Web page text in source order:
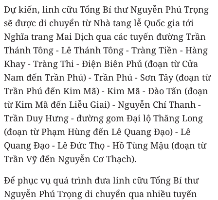
Dự kiến, linh cữu Tổng Bí thư Nguyễn Phú Trọng
sẽ được di chuyển từ Nhà tang lễ Quốc gia tới
Nghĩa trang Mai Dịch qua các tuyến đường Trần
Thánh Tông - Lê Thánh Tông - Tràng Tiền - Hàng
Khay - Tràng Thi - Điện Biên Phủ (đoạn từ Cửa
Nam đến Trần Phú) - Trần Phú - Sơn Tây (đoạn từ
Trần Phú đến Kim Mã) - Kim Mã - Đào Tấn (đoạn
từ Kim Mã đến Liễu Giai) - Nguyễn Chí Thanh -
Trần Duy Hưng - đường gom Đại lộ Thăng Long
(đoạn từ Phạm Hùng đến Lê Quang Đạo) - Lê
Quang Đạo - Lê Đức Thọ - Hồ Tùng Mậu (đoạn từ
Trần Vỹ đến Nguyễn Cơ Thạch).
Để phục vụ quá trình đưa linh cữu Tổng Bí thư
Nguyễn Phú Trọng di chuyển qua nhiều tuyến